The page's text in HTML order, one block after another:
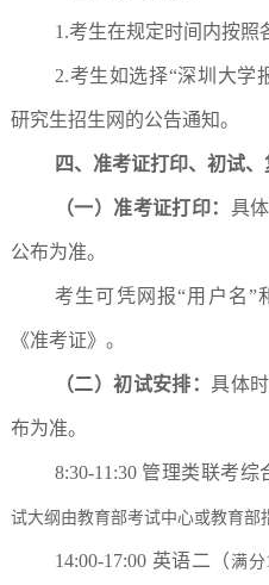
1.考生在规定时间内按照
2.考生如选择“深圳大学
研究生招生网的公告通知。
四、准考证打印、初试
（一）准考证打印： 具
公布为准。
考生可凭网报“用户名”
《准考证》。
（二）初试安排：具体
布为准。
8:30-11:30 管理类联考综
试大纲由教育部考试中心或教育部
14:00-17:00 英语二（ 满